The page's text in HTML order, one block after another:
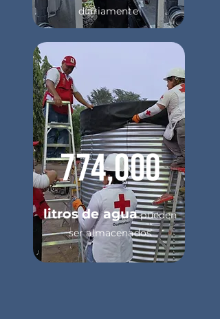
diariamente
litros de aguapueden
ser almacenados
774,000